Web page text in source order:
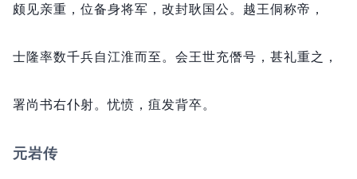
颇见亲重， 位备身将军， 改封耿国公。 越王侗称帝，
士隆率数千兵自江淮而至。 会王世充僭号， 甚礼重之，
署尚书右仆射。忧愤， 疽发背卒。
元岩传